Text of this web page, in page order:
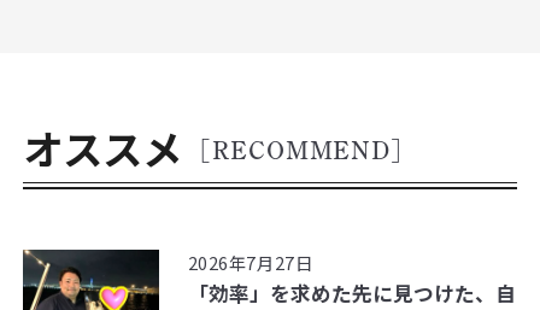
オススメ [RECOMMEND]
2026年7月27日
「効率」を求めた先に見つけた、自